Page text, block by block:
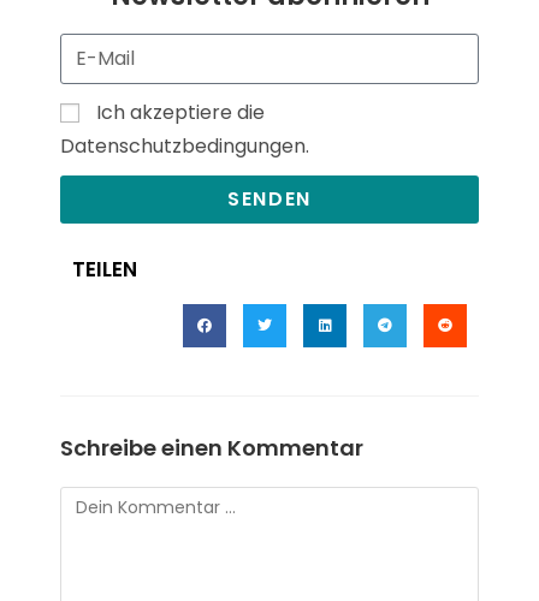
Ich akzeptiere die
Datenschutzbedingungen.
SENDEN
TEILEN
Schreibe einen Kommentar